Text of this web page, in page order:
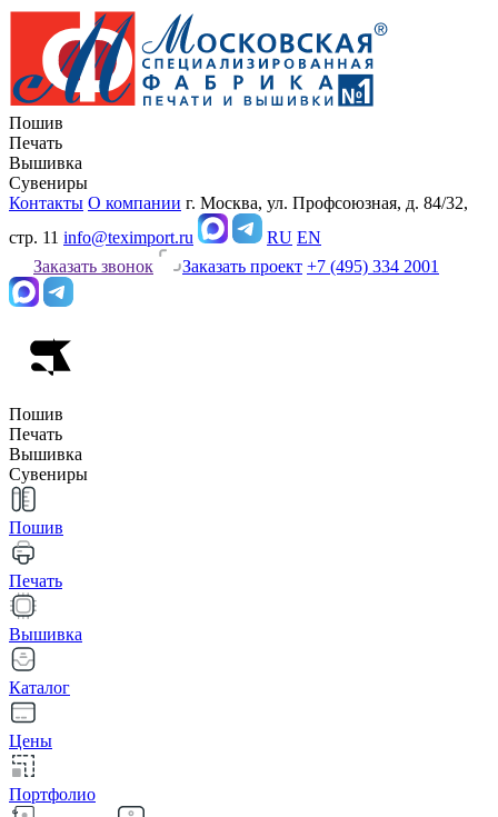
Пошив
Печать
Вышивка
Сувениры
Контакты О компании г. Москва, ул. Профсоюзная, д. 84/32,
стр. 11 info@teximport.ru RU EN
Заказать звонок
Заказать проект +7 (495) 334 2001
Пошив
Печать
Вышивка
Сувениры
Пошив
Печать
Вышивка
Каталог
Цены
Портфолио